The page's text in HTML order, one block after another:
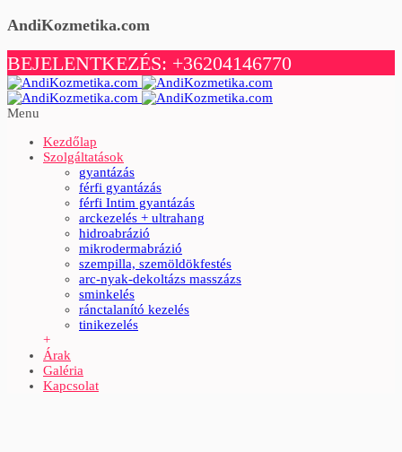
AndiKozmetika.com
BEJELENTKEZÉS: +36204146770
Menu
Kezdőlap
Szolgáltatások
gyantázás
férfi gyantázás
férfi Intim gyantázás
arckezelés + ultrahang
hidroabrázió
mikrodermabrázió
szempilla, szemöldökfestés
arc-nyak-dekoltázs masszázs
sminkelés
ránctalanító kezelés
tinikezelés
+
Árak
Galéria
Kapcsolat